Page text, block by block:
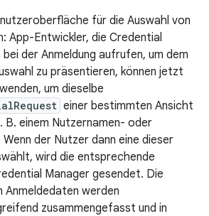
für die Auswahl von
App-Entwickler, die Credential
bei der Anmeldung aufrufen, um dem
zu präsentieren, können jetzt
um dieselbe
einer bestimmten Ansicht
B. einem Nutzernamen- oder
der Nutzer dann eine dieser
wird die entsprechende
Manager gesendet. Die
Anmeldedaten werden
zusammengefasst und in